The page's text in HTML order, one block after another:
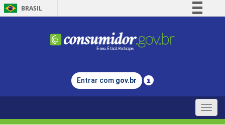
BRASIL
Comunica BR
Legislação
Entrar com gov.br
Toggle